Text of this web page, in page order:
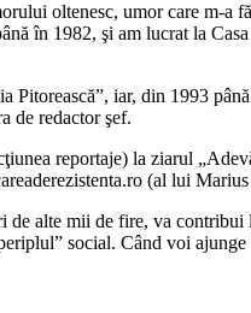
oltenesc, umor care m-a
în 1982, şi am lucrat la
iar, din 1993
de redactor şef.
reportaje) la ziarul
(al lui
alte mii de fire, va
social. Când voi